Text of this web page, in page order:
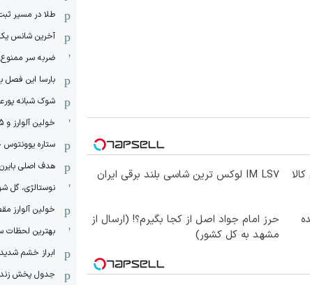
IM LS7 لوکس ترین شاسی بلند برقی ایران
حرز امام جواد اصل از کجا بگیرم؟! (ارسال از
مشهد به کل کشور)
طلا در مسیر
آخرین شانس یک
ضربه سر
بارسا این فصل
شوک شبانه
خولین آلوارز و 5 سوپرگل کلاس جهانی!
ستاره یوونتوس
هدف اصلی
نوستالژی، گل
خولین آلوارز
بهترین لحظات
ابراز خشم
جدول پخش زنده